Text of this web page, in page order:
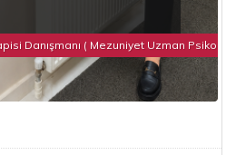
Danışmanı ( Mezuniyet Uzman Psikolog